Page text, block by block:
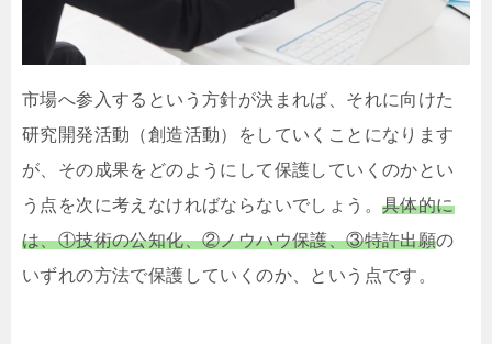
市場へ参入するという方針が決まれば、それに向けた
研究開発活動（創造活動）をしていくことになります
が、その成果をどのようにして保護していくのかとい
う点を次に考えなければならないでしょう。 具体的に
は、①技術の公知化、②ノウハウ保護、③特許出願の
いずれの方法で保護していくのか、という点です。